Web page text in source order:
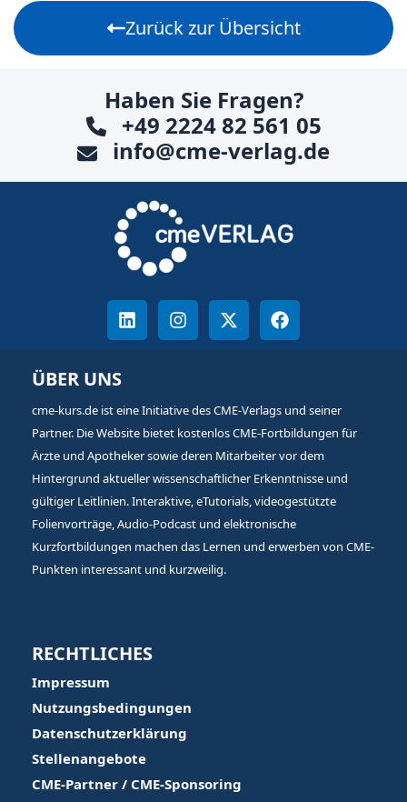
Zurück zur Übersicht
Haben Sie Fragen?
+49 2224 82 561 05
info@cme-verlag.de
ÜBER UNS
cme-kurs.de ist eine Initiative des CME-Verlags und seiner
Partner. Die Website bietet kostenlos CME-Fortbildungen für
Ärzte und Apotheker sowie deren Mitarbeiter vor dem
Hintergrund aktueller wissenschaftlicher Erkenntnisse und
gültiger Leitlinien. Interaktive, eTutorials, videogestützte
Folienvorträge, Audio-Podcast und elektronische
Kurzfortbildungen machen das Lernen und erwerben von CME-
Punkten interessant und kurzweilig.
RECHTLICHES
Impressum
Nutzungsbedingungen
Datenschutzerklärung
Stellenangebote
CME-Partner / CME-Sponsoring